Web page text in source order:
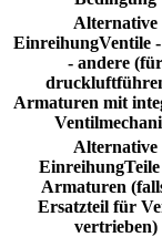
Alternative
EinreihungVentile
- andere (für
Armaturen mit
Alternative
Einreihung
Armaturen
Ersatzteil für
vertrieben)